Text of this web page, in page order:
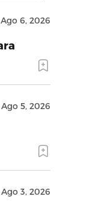
Ago 6, 2026
Ago 5, 2026
Ago 3, 2026